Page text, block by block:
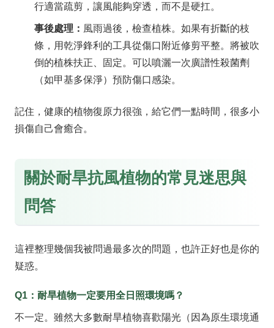
行適當疏剪，讓風能夠穿透，而不是硬扛。
事後處理： 風雨過後，檢查植株。如果有折斷的枝
條，用乾淨鋒利的工具從傷口附近修剪平整。將被吹
倒的植株扶正、固定。可以噴灑一次廣譜性殺菌劑
（如甲基多保淨）預防傷口感染。
記住，健康的植物復原力很強，給它們一點時間，很多小
損傷自己會癒合。
關於耐旱抗風植物的常見迷思與
問答
這裡整理幾個我被問過最多次的問題，也許正好也是你的
疑惑。
Q1：耐旱植物一定要用全日照環境嗎？
不一定。雖然大多數耐旱植物喜歡陽光（因為原生環境通